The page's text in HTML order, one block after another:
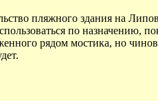
пляжного здания на
по назначению,
рядом мостика, но